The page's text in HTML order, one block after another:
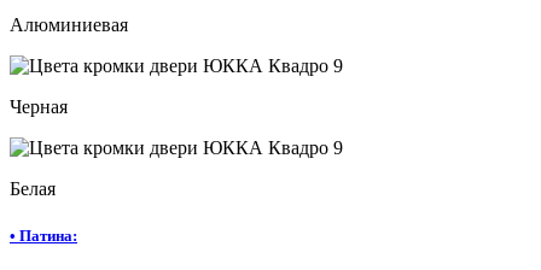
Алюминиевая
Черная
Белая
• Патина: